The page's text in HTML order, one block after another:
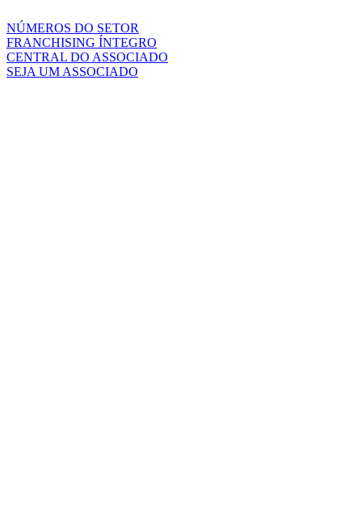
NÚMEROS DO SETOR
FRANCHISING ÍNTEGRO
CENTRAL DO ASSOCIADO
SEJA UM ASSOCIADO